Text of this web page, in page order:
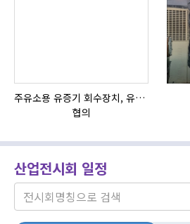
주유소용 유증기 회수장치, 유증기 회수장치, 방폭형, 방폭형 유증기 회수장치
협의
산업전시회 일정